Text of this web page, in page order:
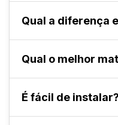
Serve para atrair
marketing no ponto
Qual a diferença
O móbile é
Qual o melhor
Papel couchê para
É fácil de instalar?